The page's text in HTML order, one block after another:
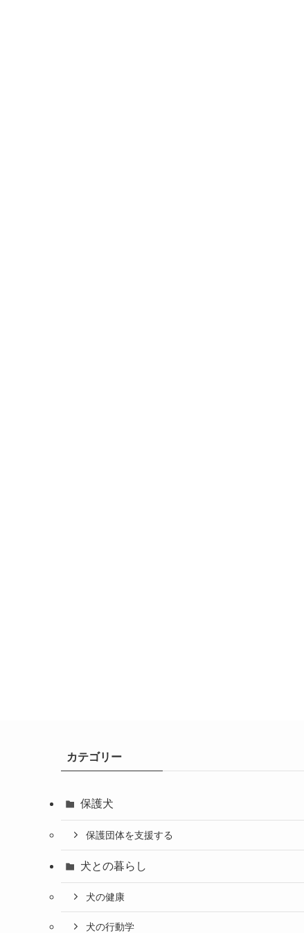
カテゴリー
保護犬
保護団体を支援する
犬との暮らし
犬の健康
犬の行動学